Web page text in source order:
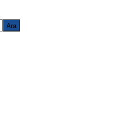
Ara